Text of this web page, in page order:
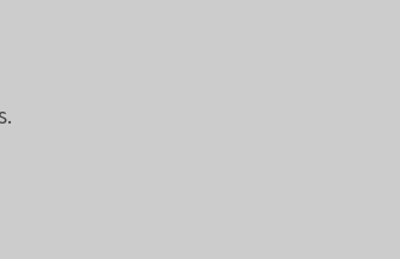
.A First-in-Human Study of ABBV-525 (MALT1 Inhibitor) in B-Cell Malignancies